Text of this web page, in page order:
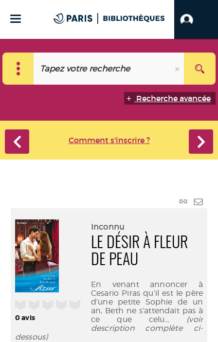
Recherche avancée
Comment s'inscrire ?
Lien
0avis
Inconnu
LE DÉSIR À FLEUR
DE PEAU
En venant annoncer à
Cesario Piras qu’il est le père
d’une petite Sophie de un
an, Beth ne s’attendait pas à
ce que celu... (voir
description complète ci-
dessous)